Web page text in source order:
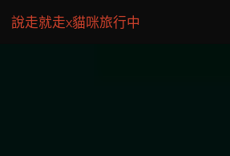
說走就走x貓咪旅行中